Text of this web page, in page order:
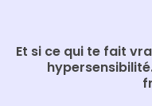
contenu
Et si ce qui te fait